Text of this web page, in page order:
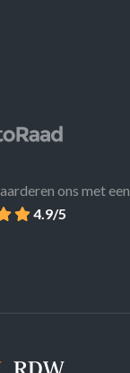
ons met een
4.9/5